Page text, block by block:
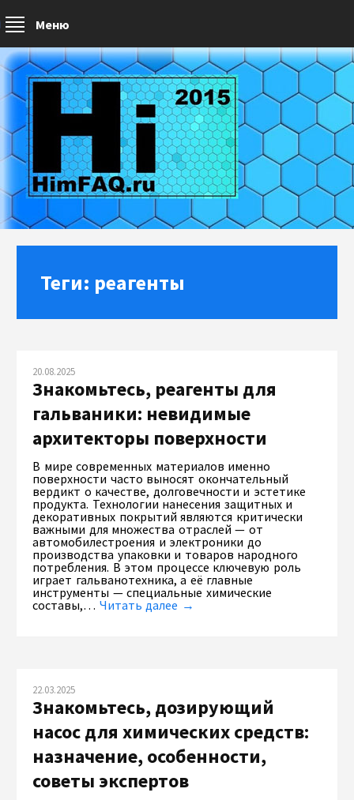
Меню
Теги: реагенты
20.08.2025
Знакомьтесь, реагенты для
гальваники: невидимые
архитекторы поверхности
В мире современных материалов именно
поверхности часто выносят окончательный
вердикт о качестве, долговечности и эстетике
продукта. Технологии нанесения защитных и
декоративных покрытий являются критически
важными для множества отраслей — от
автомобилестроения и электроники до
производства упаковки и товаров народного
потребления. В этом процессе ключевую роль
играет гальванотехника, а её главные
инструменты — специальные химические
составы,… Читать далее →
22.03.2025
Знакомьтесь, дозирующий
насос для химических средств:
назначение, особенности,
советы экспертов